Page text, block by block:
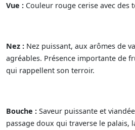
Vue : Couleur rouge cerise avec des
Nez : Nez puissant, aux arômes de
agréables. Présence importante de
qui rappellent son terroir.
Bouche : Saveur puissante et
passage doux qui traverse le palais,